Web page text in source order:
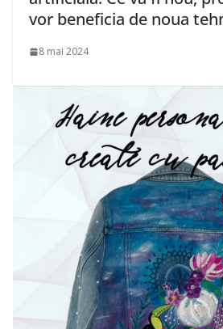
vor beneficia de noua
8 mai 2024